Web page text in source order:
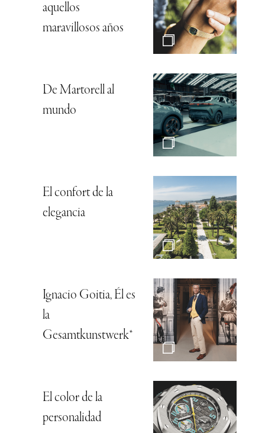
aquellos
maravillosos años
De Martorell al
mundo
El confort de la
elegancia
Ignacio Goitia, Él es
la
Gesamtkunstwerk*
El color de la
personalidad